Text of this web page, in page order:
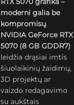
moderni galia be
kompromisų
NVIDIA GeForce RTX
5070 (8 GB GDDR7)
leidžia drąsiai imtis
šiuolaikinių žaidimų,
3D projektų ar
vaizdo redagavimo
su aukštais